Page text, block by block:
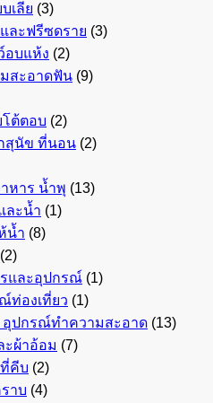
เลีย (3)
ละฟรีซดราย (3)
อบแห้ง (2)
สะอาดฟัน (9)
ต้ตอบ (2)
สุนัข ที่นอน (2)
หาร น้ำพุ (13)
ละน้ำ (1)
น้ำ (8)
(2)
รและอุปกรณ์ (1)
ท่องเที่ยว (1)
อุปกรณ์ทำความสะอาด (13)
ะผ้าอ้อม (7)
คีบ (2)
าบ (4)